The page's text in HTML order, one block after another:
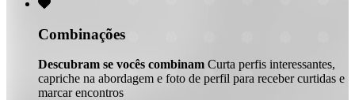

Combinações
Descubram se vocês combinam Curta perfis interessantes,
capriche na abordagem e foto de perfil para receber curtidas e
marcar encontros